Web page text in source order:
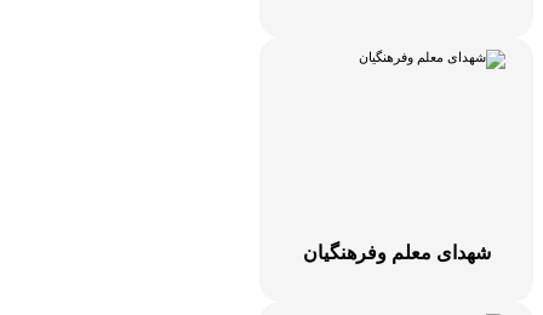
شهدای معلم وفرهنگیان